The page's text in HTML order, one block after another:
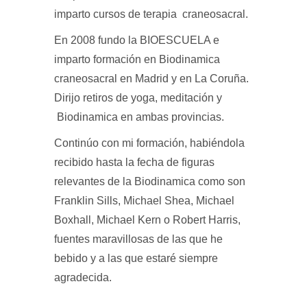
imparto cursos de terapia craneosacral.
En 2008 fundo la BIOESCUELA e
imparto formación en Biodinamica
craneosacral en Madrid y en La Coruña.
Dirijo retiros de yoga, meditación y
Biodinamica en ambas provincias.
Continúo con mi formación, habiéndola
recibido hasta la fecha de figuras
relevantes de la Biodinamica como son
Franklin Sills, Michael Shea, Michael
Boxhall, Michael Kern o Robert Harris,
fuentes maravillosas de las que he
bebido y a las que estaré siempre
agradecida.